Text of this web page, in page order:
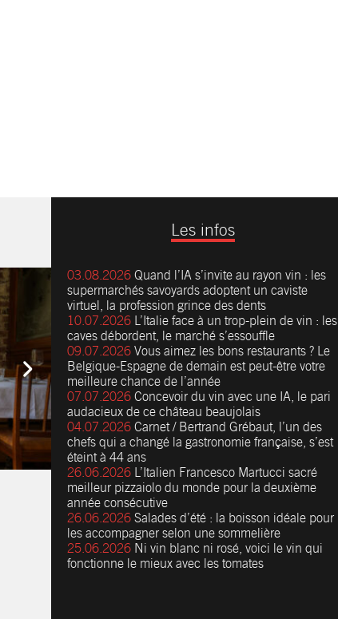
Les infos
03.08.2026 Quand l’IA s’invite au rayon vin : les
supermarchés savoyards adoptent un caviste
virtuel, la profession grince des dents
10.07.2026 L’Italie face à un trop-plein de vin : les
caves débordent, le marché s’essouffle
09.07.2026 Vous aimez les bons restaurants ? Le
Belgique-Espagne de demain est peut-être votre
meilleure chance de l’année
07.07.2026 Concevoir du vin avec une IA, le pari
audacieux de ce château beaujolais
04.07.2026 Carnet / Bertrand Grébaut, l’un des
chefs qui a changé la gastronomie française, s’est
éteint à 44 ans
26.06.2026 L’Italien Francesco Martucci sacré
meilleur pizzaiolo du monde pour la deuxième
année consécutive
26.06.2026 Salades d’été : la boisson idéale pour
les accompagner selon une sommelière
25.06.2026 Ni vin blanc ni rosé, voici le vin qui
fonctionne le mieux avec les tomates